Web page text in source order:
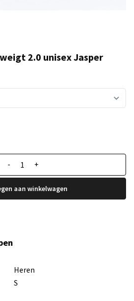
2.0 unisex Jasper
- +
aan winkelwagen
Heren
S